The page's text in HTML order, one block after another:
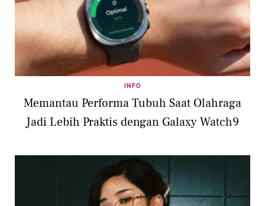
INFO
Memantau Performa Tubuh Saat Olahraga
Jadi Lebih Praktis dengan Galaxy Watch9